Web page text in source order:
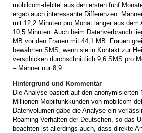
mobilcom-debitel aus den ersten fünf
ergab auch interessante Differenzen:
mit 12,2 Minuten pro Monat länger aus dem
10,5 Minuten. Auch beim Datenverbrauch
MB vor den Frauen mit 44,1 MB. Frauen
bewährten SMS, wenn sie in Kontakt zur
verschicken durchschnittlich 9,6 SMS pro
– Männer nur 8,9.
Hintergrund und Kommentar
Die Analyse basiert auf den anonymisierten
Millionen Mobilfunkkunden von mobilcom-
Datenvolumen gäbe die Analyse ein
Roaming-Verhalten der Deutschen, so das
beachten ist allerdings auch, dass direkte